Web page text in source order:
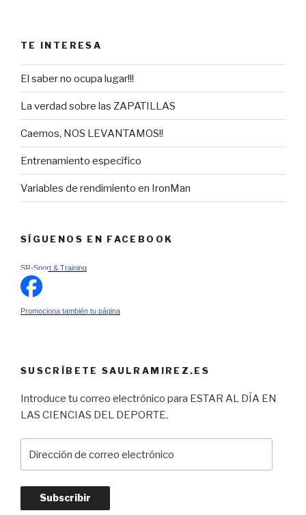
TE INTERESA
El saber no ocupa lugar!!!
La verdad sobre las ZAPATILLAS
Caemos, NOS LEVANTAMOS!!
Entrenamiento específico
Variables de rendimiento en IronMan
SÍGUENOS EN FACEBOOK
SR-Sport & Training
Promociona también tu página
SUSCRÍBETE SAULRAMIREZ.ES
Introduce tu correo electrónico para ESTAR AL DÍA EN
LAS CIENCIAS DEL DEPORTE.
de
electrónico
Subscribir